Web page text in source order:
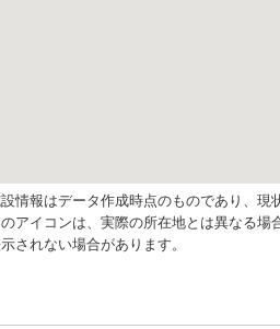
情報はデータ作成時点のものであり、現
アイコンは、実際の所在地とは異なる場
されない場合があります。